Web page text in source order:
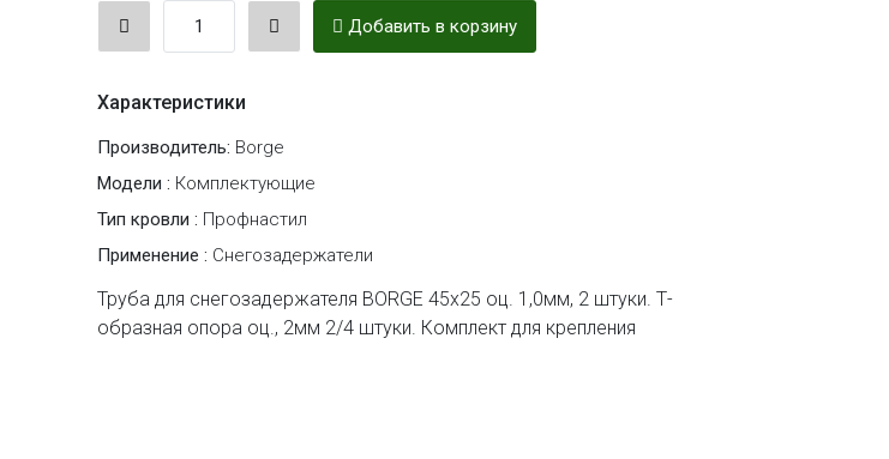
Добавить в корзину
Характеристики
Производитель: Borge
Модели : Комплектующие
Тип кровли : Профнастил
Применение : Снегозадержатели
Труба для снегозадержателя BORGE 45х25 оц. 1,0мм, 2 штуки. Т-
образная опора оц., 2мм 2/4 штуки. Комплект для крепления